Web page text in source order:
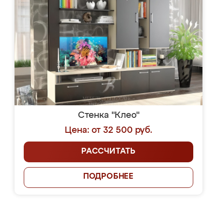
Стенка "Клео"
Цена: от 32 500 руб.
РАССЧИТАТЬ
ПОДРОБНЕЕ